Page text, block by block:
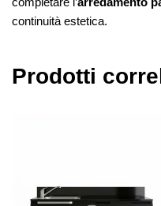
continuità estetica.
Prodotti